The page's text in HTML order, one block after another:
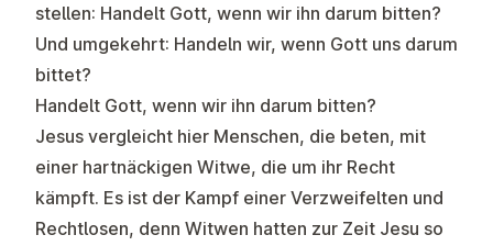
stellen: Handelt Gott, wenn wir ihn darum bitten?
Und umgekehrt: Handeln wir, wenn Gott uns darum
bittet?
Handelt Gott, wenn wir ihn darum bitten?
Jesus vergleicht hier Menschen, die beten, mit
einer hartnäckigen Witwe, die um ihr Recht
kämpft. Es ist der Kampf einer Verzweifelten und
Rechtlosen, denn Witwen hatten zur Zeit Jesu so